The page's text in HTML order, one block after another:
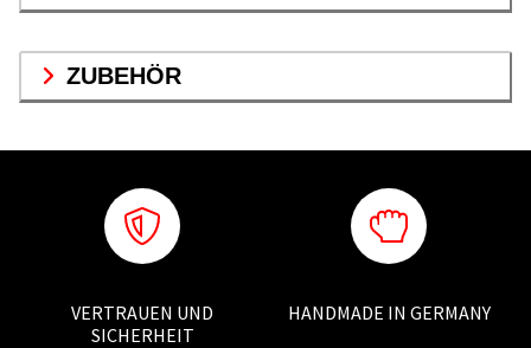
ZUBEHÖR
VERTRAUEN UND
SICHERHEIT
HANDMADE IN GERMANY